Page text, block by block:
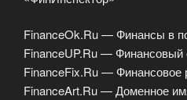
FinanceOk.Ru — Финансы в
FinanceUP.Ru — Финансовый
FinanceFix.Ru — Финансовое
FinanceArt.Ru — Доменное